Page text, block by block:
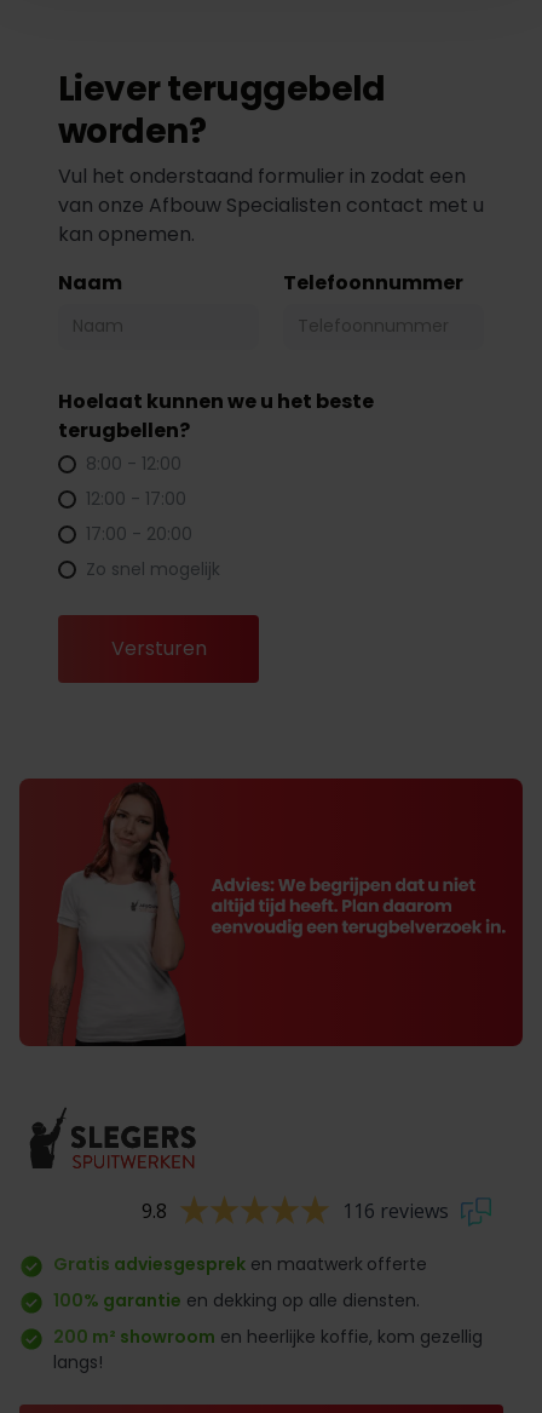
Liever teruggebeld
worden?
Vul het onderstaand formulier in zodat een
van onze Afbouw Specialisten contact met u
kan opnemen.
Naam
Telefoonnummer
Hoelaat kunnen we u het beste
terugbellen?
8:00 - 12:00
12:00 - 17:00
17:00 - 20:00
Zo snel mogelijk
9.8 116 reviews
Gratis adviesgesprek en maatwerk offerte
100% garantie en dekking op alle diensten.
200 m² showroom en heerlijke koffie, kom gezellig
langs!